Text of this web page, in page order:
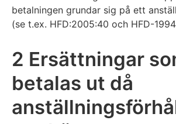
betalningen grundar sig på ett
(se t.ex. HFD:2005:40 och HFD-
2 Ersättningar
betalas ut då